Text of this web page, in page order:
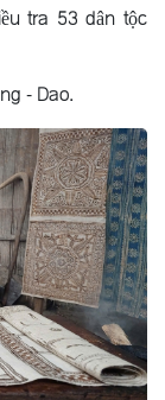
tra 53 dân tộc
- Dao.